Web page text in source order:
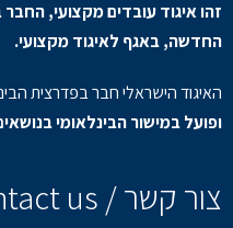
זהו איגוד עובדים מקצועי,
החדשה, באגף לאיגוד מקצועי.
האיגוד הישראלי חבר בפדרצית
ופועל במישור הבינלאומי
צור קשר / contact us